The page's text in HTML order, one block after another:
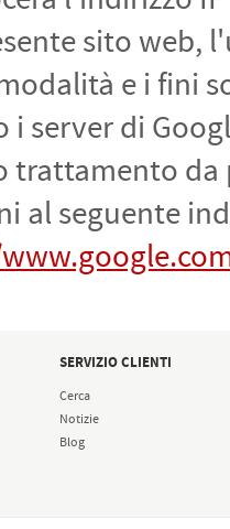
sito web,
e i fini
i server di
trattamento da
al seguente
SERVIZIO CLIENTI
Cerca
Notizie
Blog